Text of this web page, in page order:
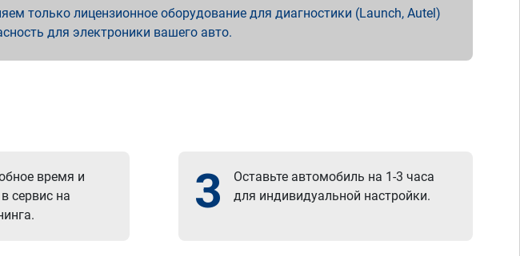
только лицензионное оборудование для диагностики (Launch, Autel)
для электроники вашего авто.
время и
сервис на
3
Оставьте автомобиль на 1-3 часа
для индивидуальной настройки.